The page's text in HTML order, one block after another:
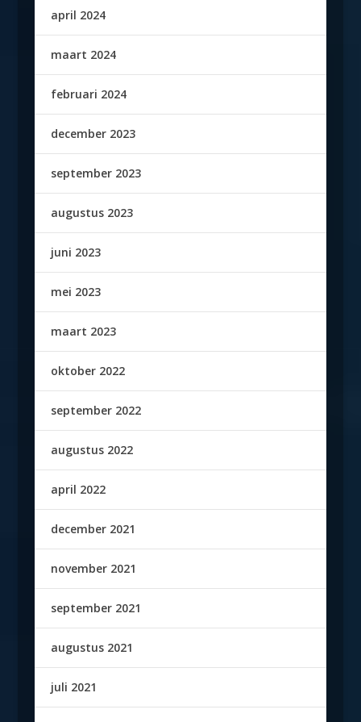
april 2024
maart 2024
februari 2024
december 2023
september 2023
augustus 2023
juni 2023
mei 2023
maart 2023
oktober 2022
september 2022
augustus 2022
april 2022
december 2021
november 2021
september 2021
augustus 2021
juli 2021